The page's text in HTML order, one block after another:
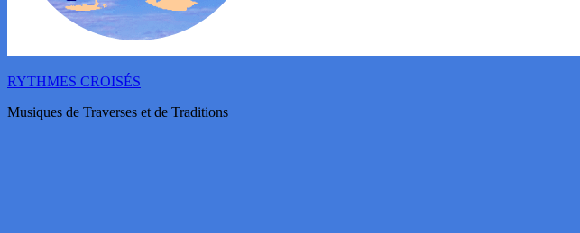
RYTHMES CROISÉS
Musiques de Traverses et de Traditions